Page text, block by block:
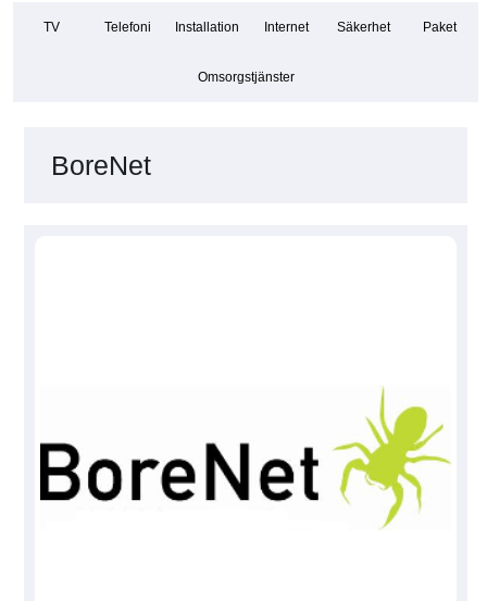
TV Telefoni Installation Internet Säkerhet Paket
Omsorgstjänster
BoreNet